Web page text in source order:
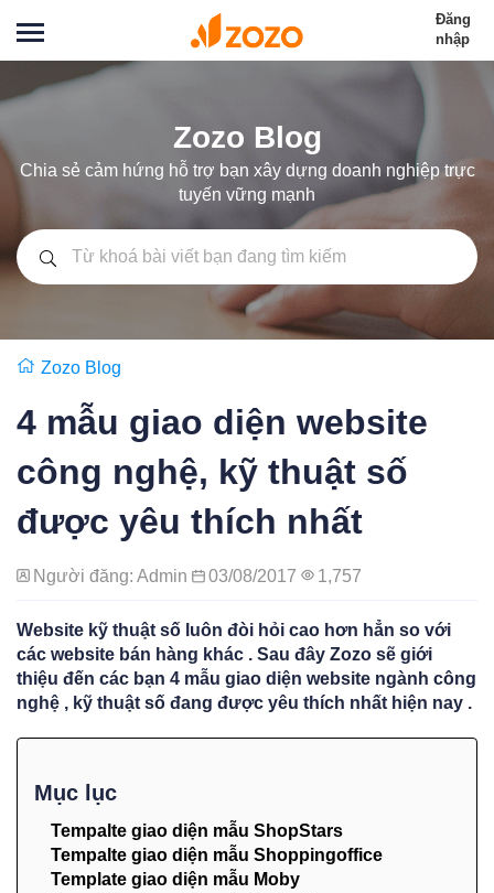
Đăng
nhập
Zozo Blog
Chia sẻ cảm hứng hỗ trợ bạn xây dựng doanh nghiệp trực
tuyến vững mạnh
Zozo Blog
4 mẫu giao diện website
công nghệ, kỹ thuật số
được yêu thích nhất
Người đăng: Admin 03/08/2017 1,757
Website kỹ thuật số luôn đòi hỏi cao hơn hẳn so với
các website bán hàng khác . Sau đây Zozo sẽ giới
thiệu đến các bạn 4 mẫu giao diện website ngành công
nghệ , kỹ thuật số đang được yêu thích nhất hiện nay .
Mục lục
Tempalte giao diện mẫu ShopStars
Tempalte giao diện mẫu Shoppingoffice
Template giao diện mẫu Moby